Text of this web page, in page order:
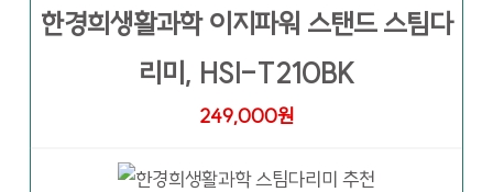
한경희생활과학 이지파워 스탠드 스팀다
리미, HSI-T210BK
249,000원